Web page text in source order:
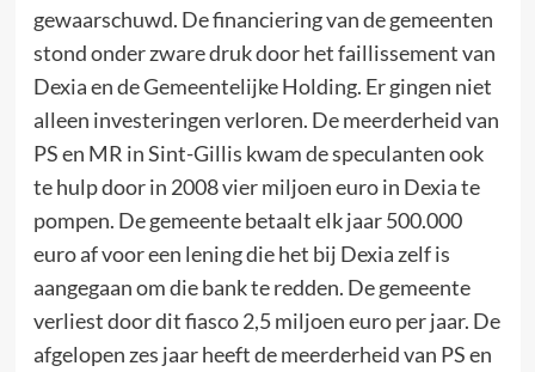
gewaarschuwd. De financiering van de gemeenten
stond onder zware druk door het faillissement van
Dexia en de Gemeentelijke Holding. Er gingen niet
alleen investeringen verloren. De meerderheid van
PS en MR in Sint-Gillis kwam de speculanten ook
te hulp door in 2008 vier miljoen euro in Dexia te
pompen. De gemeente betaalt elk jaar 500.000
euro af voor een lening die het bij Dexia zelf is
aangegaan om die bank te redden. De gemeente
verliest door dit fiasco 2,5 miljoen euro per jaar. De
afgelopen zes jaar heeft de meerderheid van PS en